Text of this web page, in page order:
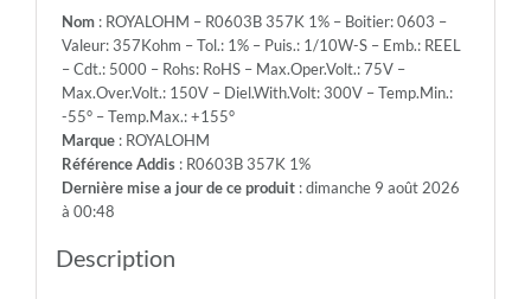
5000
-
Rohs:
RoHS
-
Max.Oper.Volt.:
75V
Max.Over.Volt.:
Nom: ROYALOHM – R0603B 357K 1% – Boitier: 0603 –
Valeur: 357Kohm – Tol.: 1% – Puis.: 1/10W-S – Emb.: REEL
– Cdt.: 5000 – Rohs: RoHS – Max.Oper.Volt.: 75V –
Max.Over.Volt.: 150V – Diel.With.Volt: 300V – Temp.Min.:
-55° – Temp.Max.: +155°
Marque: ROYALOHM
Référence Addis: R0603B 357K 1%
Dernière mise a jour de ce produit: dimanche 9 août 2026
à 00:48
Description